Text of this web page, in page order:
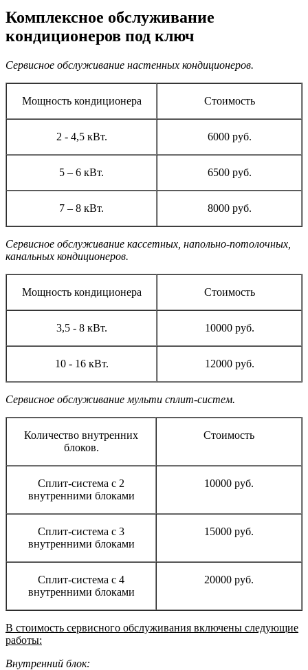
Комплексное обслуживание
кондиционеров под ключ
Сервисное обслуживание настенных кондиционеров.
Мощность кондиционера Стоимость
2 - 4,5 кВт. 6000 руб.
5 – 6 кВт. 6500 руб.
7 – 8 кВт. 8000 руб.
Сервисное обслуживание кассетных, напольно-потолочных,
канальных кондиционеров.
Мощность кондиционера Стоимость
3,5 - 8 кВт. 10000 руб.
10 - 16 кВт. 12000 руб.
Сервисное обслуживание мульти сплит-систем.
Количество внутренних
блоков.
Стоимость
Сплит-система с 2
внутренними блоками
10000 руб.
Сплит-система с 3
внутренними блоками
15000 руб.
Сплит-система с 4
внутренними блоками
20000 руб.
В стоимость сервисного обслуживания включены следующие
работы:
Внутренний блок: